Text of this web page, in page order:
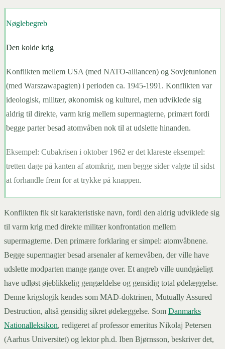
Nøglebegreb
Den kolde krig
Konflikten mellem USA (med NATO-alliancen) og Sovjetunionen
(med Warszawapagten) i perioden ca. 1945-1991. Konflikten var
ideologisk, militær, økonomisk og kulturel, men udviklede sig
aldrig til direkte, varm krig mellem supermagterne, primært fordi
begge parter besad atomvåben nok til at udslette hinanden.
Eksempel: Cubakrisen i oktober 1962 er det klareste eksempel:
tretten dage på kanten af atomkrig, men begge sider valgte til sidst
at forhandle frem for at trykke på knappen.
Konflikten fik sit karakteristiske navn, fordi den aldrig udviklede sig
til varm krig med direkte militær konfrontation mellem
supermagterne. Den primære forklaring er simpel: atomvåbnene.
Begge supermagter besad arsenaler af kernevåben, der ville have
udslette modparten mange gange over. Et angreb ville uundgåeligt
have udløst øjeblikkelig gengældelse og gensidig total ødelæggelse.
Denne krigslogik kendes som MAD-doktrinen, Mutually Assured
Destruction, altså gensidig sikret ødelæggelse. Som Danmarks
Nationalleksikon, redigeret af professor emeritus Nikolaj Petersen
(Aarhus Universitet) og lektor ph.d. Iben Bjørnsson, beskriver det,